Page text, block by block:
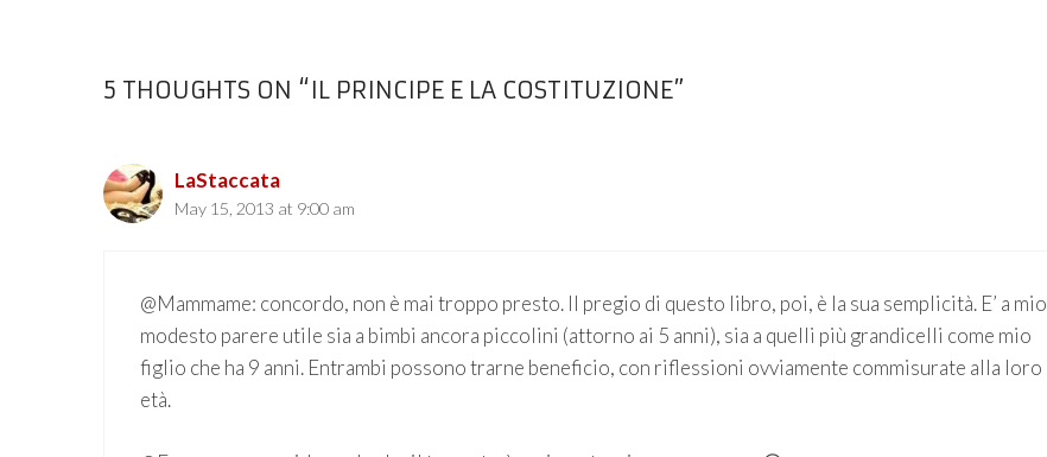
5 THOUGHTS ON “IL PRINCIPE E LA COSTITUZIONE”
LaStaccata
May 15, 2013 at 9:00 am
@Mammame: concordo, non è mai troppo presto. Il pregio di questo libro, poi, è la sua semplicità. E’ a mio
modesto parere utile sia a bimbi ancora piccolini (attorno ai 5 anni), sia a quelli più grandicelli come mio
figlio che ha 9 anni. Entrambi possono trarne beneficio, con riflessioni ovviamente commisurate alla loro
età.